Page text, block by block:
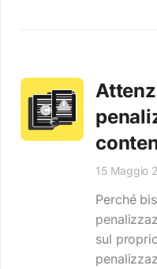
15 Maggio
Perché
sul